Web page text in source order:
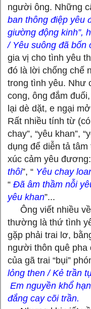
người ông. Những
ban thông điệp yêu
giường động kinh”,
/ Yêu suông đã bốn
gia vị cho tình yêu
đó là lời chống chế
trong tình yêu. Như
cong, ông đắm
lại dè dặt, e ngại
Rất nhiều tính từ
chay”, “yêu khan”,
dụng để diễn tả
xúc cảm yêu đương:
thôi”, “ Yêu chay
“ Đã âm thầm nỗi
yêu khan”...
Ông viết nhiều về
thường là thứ tình
gặp phải trai lơ,
người thôn quê pha
của gã trai “bụi”
lỏng then / Kẻ trần
Em nguyền khổ
đắng cay cõi trần.